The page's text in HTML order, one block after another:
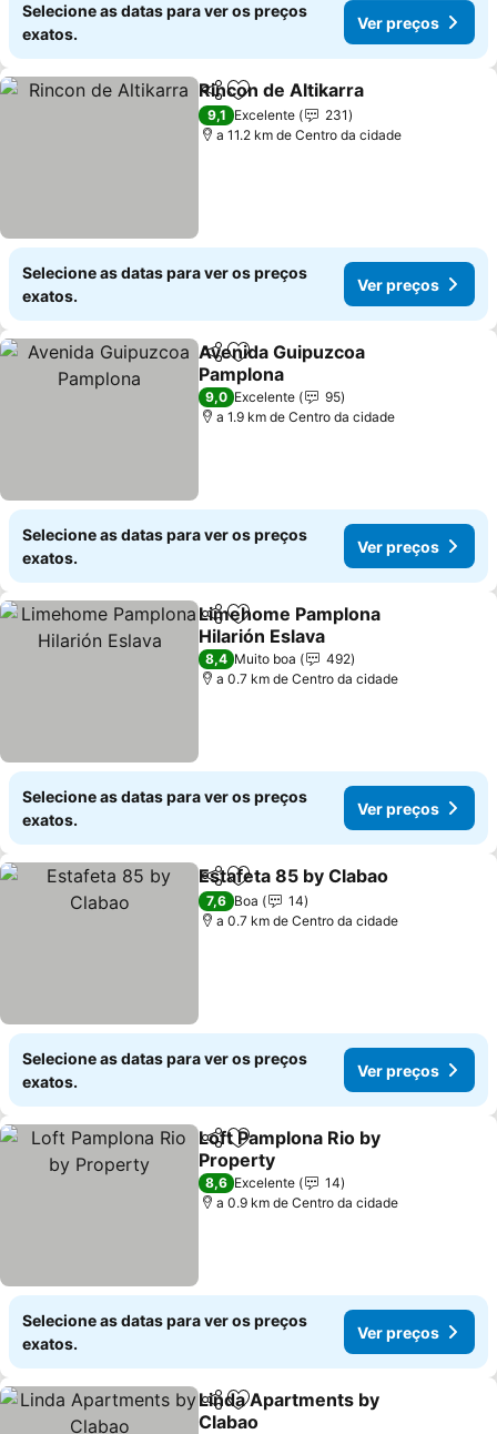
Selecione as datas para ver os preços
exatos.
Ver preços
PartilharAdicionar aos favoritos
Rincon de Altikarra
9,1 Excelente
231
a 11.2 km de Centro da cidade
Selecione as datas para ver os preços
exatos.
Ver preços
PartilharAdicionar aos favoritos
Avenida Guipuzcoa
Pamplona
9,0 Excelente
95
a 1.9 km de Centro da cidade
Selecione as datas para ver os preços
exatos.
Ver preços
PartilharAdicionar aos favoritos
Limehome Pamplona
Hilarión Eslava
8,4 Muito boa
492
a 0.7 km de Centro da cidade
Selecione as datas para ver os preços
exatos.
Ver preços
PartilharAdicionar aos favoritos
Estafeta 85 by Clabao
7,6 Boa
14
a 0.7 km de Centro da cidade
Selecione as datas para ver os preços
exatos.
Ver preços
PartilharAdicionar aos favoritos
Loft Pamplona Rio by
Property
8,6 Excelente
14
a 0.9 km de Centro da cidade
Selecione as datas para ver os preços
exatos.
Ver preços
PartilharAdicionar aos favoritos
Linda Apartments by
Clabao